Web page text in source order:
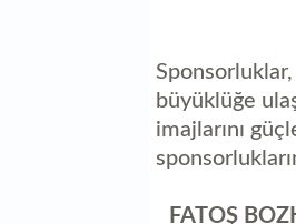
büyüklüğe
imajlarını
FATOŞ